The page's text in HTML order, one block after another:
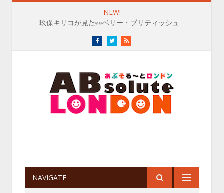
NEW!
玖保キリコが見た👀ベリー・ブリティッシュ
FacebookTwitterRSS
NAVIGATE